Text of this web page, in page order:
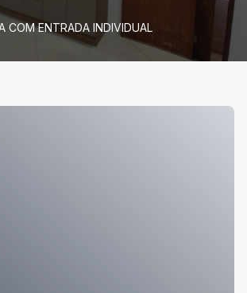
COM ENTRADA INDIVIDUAL